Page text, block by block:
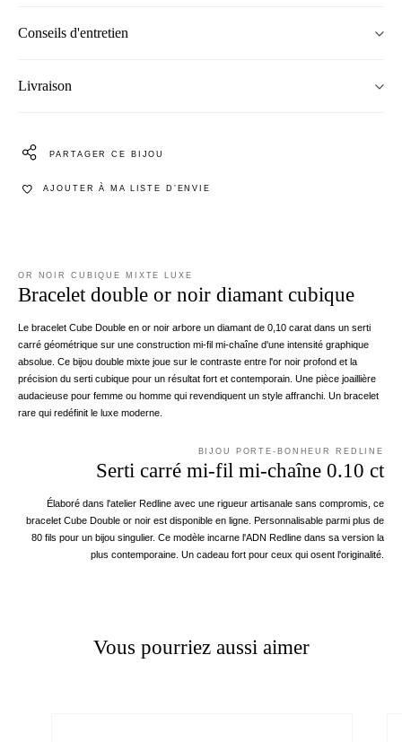
Conseils d'entretien
Livraison
PARTAGER CE BIJOU
AJOUTER À MA LISTE D’ENVIE
OR NOIR CUBIQUE MIXTE LUXE
Bracelet double or noir diamant cubique
Le bracelet Cube Double en or noir arbore un diamant de 0,10 carat dans un serti
carré géométrique sur une construction mi-fil mi-chaîne d'une intensité graphique
absolue. Ce bijou double mixte joue sur le contraste entre l'or noir profond et la
précision du serti cubique pour un résultat fort et contemporain. Une pièce joaillière
audacieuse pour femme ou homme qui revendiquent un style affranchi. Un bracelet
rare qui redéfinit le luxe moderne.
BIJOU PORTE-BONHEUR REDLINE
Serti carré mi-fil mi-chaîne 0.10 ct
Élaboré dans l'atelier Redline avec une rigueur artisanale sans compromis, ce
bracelet Cube Double or noir est disponible en ligne. Personnalisable parmi plus de
80 fils pour un bijou singulier. Ce modèle incarne l'ADN Redline dans sa version la
plus contemporaine. Un cadeau fort pour ceux qui osent l'originalité.
Vous pourriez aussi aimer